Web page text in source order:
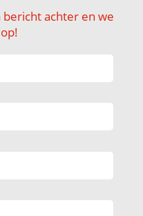
achter en we